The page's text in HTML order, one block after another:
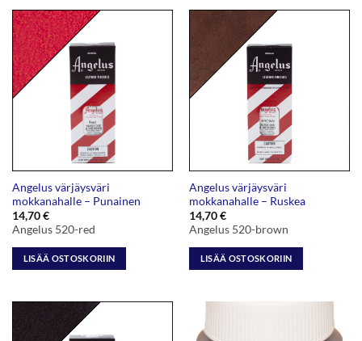
Angelus värjäysväri
mokkanahalle – Punainen
14,70€
Angelus 520-red
LISÄÄ OSTOSKORIIN
Angelus värjäysväri
mokkanahalle – Ruskea
14,70€
Angelus 520-brown
LISÄÄ OSTOSKORIIN